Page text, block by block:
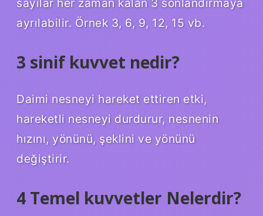
ayrılabilir. Örnek 3, 6, 9, 12, 15 vb.
3 sinif kuvvet nedir?
Daimi nesneyi hareket ettiren etki,
hareketli nesneyi durdurur, nesnenin
hızını, yönünü, şeklini ve yönünü
değiştirir.
4 Temel kuvvetler Nelerdir?